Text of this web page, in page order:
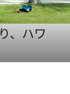
、ハワ